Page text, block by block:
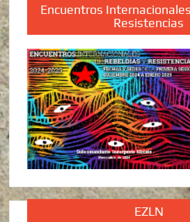
Encuentros
Resistencias
EZLN